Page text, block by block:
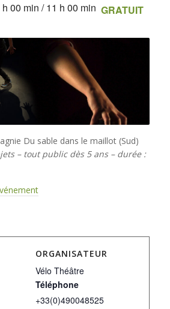
00 min /11 h 00 min GRATUIT
Du sable dans le maillot (Sud)
– tout public dès 5 ans – durée :
ORGANISATEUR
Vélo Théâtre
Téléphone
+33(0)490048525